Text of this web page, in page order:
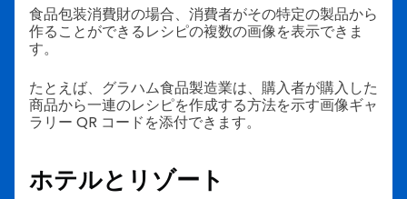
食品包装消費財の場合、消費者がその特定の製品から
作ることができるレシピの複数の画像を表示できま
す。
たとえば、グラハム食品製造業は、購入者が購入した
商品から一連のレシピを作成する方法を示す画像ギャ
ラリー QR コードを添付できます。
ホテルとリゾート